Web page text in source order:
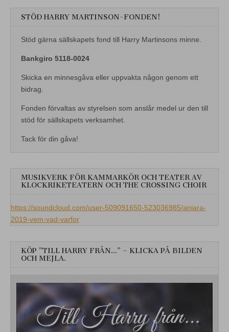
STÖD HARRY MARTINSON-FONDEN!
Stöd gärna sällskapets fond till Harry Martinsons minne.
Bankgiro 5118-0024
Skicka en minnesgåva eller uppvakta någon genom ett
bidrag.
Fonden förvaltas av styrelsen som anslår medel ur den till
stöd för sällskapets verksamhet.
Tack för din gåva!
MUSIKVERK FÖR KAMMARKÖR OCH TEATER AV
KLOCKRIKETEATERN OCH THE CROSSING CHOIR
https://soundcloud.com/user-509091650-523036985/aniara-
2019-vem-vad-varfor
KÖP ”TILL HARRY FRÅN…” – KLICKA PÅ BILDEN
OCH MEJLA.